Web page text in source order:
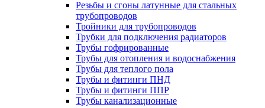
Резьбы и сгоны латунные для стальных
трубопроводов
Тройники для трубопроводов
Трубки для подключения радиаторов
Трубы гофрированные
Трубы для отопления и водоснабжения
Трубы для теплого пола
Трубы и фитинги ПНД
Трубы и фитинги ППР
Трубы канализационные